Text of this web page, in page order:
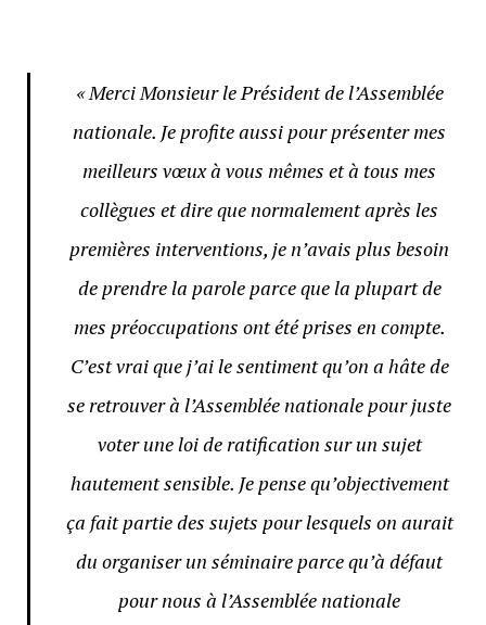
« Merci Monsieur le Président de l’Assemblée
nationale. Je profite aussi pour présenter mes
meilleurs vœux à vous mêmes et à tous mes
collègues et dire que normalement après les
premières interventions, je n’avais plus besoin
de prendre la parole parce que la plupart de
mes préoccupations ont été prises en compte.
C’est vrai que j’ai le sentiment qu’on a hâte de
se retrouver à l’Assemblée nationale pour juste
voter une loi de ratification sur un sujet
hautement sensible. Je pense qu’objectivement
ça fait partie des sujets pour lesquels on aurait
du organiser un séminaire parce qu’à défaut
pour nous à l’Assemblée nationale